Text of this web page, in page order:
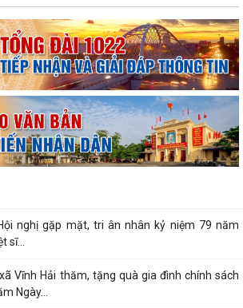
công xây dựng nhà tình nghĩa tặng gia đình
Vĩnh Hải thăm hỏi, tặng quà thân nhân gia đình
duyệt phương án tái cấu trúc thủ tục hành
phạm...
và...
nghị gặp mặt, tri ân nhân kỷ niệm 79 năm
sĩ...
Vĩnh Hải thăm, tặng quà gia đình chính sách
Ngày...